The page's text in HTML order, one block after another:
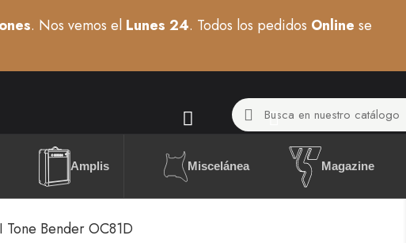
. Nos vemos el Lunes 24. Todos los pedidos Online se
Amplis Miscelánea Magazine
Bender OC81D